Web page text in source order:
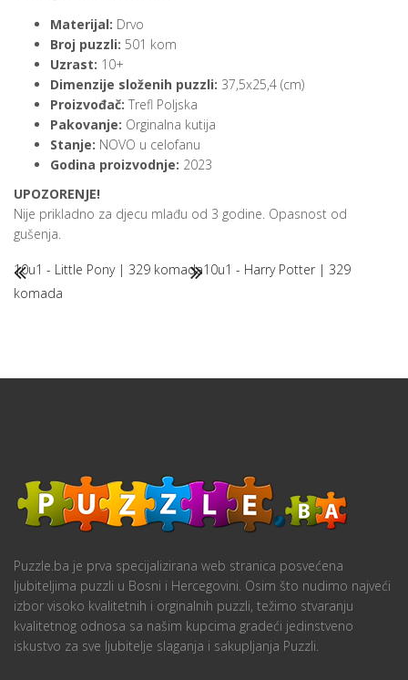
Materijal: Drvo
Broj puzzli: 501 kom
Uzrast: 10+
Dimenzije složenih puzzli: 37,5x25,4 (cm)
Proizvođač: Trefl Poljska
Pakovanje: Orginalna kutija
Stanje: NOVO u celofanu
Godina proizvodnje: 2023
UPOZORENJE!
Nije prikladno za djecu mlađu od 3 godine. Opasnost od
gušenja.
10u1 - Little Pony | 329 komada10u1 - Harry Potter | 329
komada
Puzzle.ba je prva specijalizirana web stranica posvećena
ljubiteljima puzzli u Bosni i Hercegovini. Osim što nudimo najveći
izbor visoko kvalitetnih i orginalnih puzzli, težimo stvaranju
kvalitetnog odnosa sa našim kupcima gradeći jedinstveno
iskustvo za sve ljubitelje slaganja i sakupljanja Puzzli.